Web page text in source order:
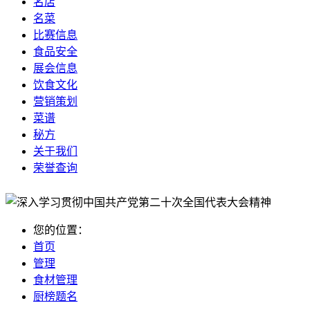
名菜
比赛信息
食品安全
展会信息
饮食文化
营销策划
菜谱
秘方
关于我们
荣誉查询
您的位置：
首页
管理
食材管理
厨榜题名